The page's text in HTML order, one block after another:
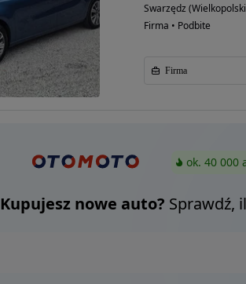
Swarzędz
Firma • Podbite
Firma
ok. 40 000
Kupujesz nowe auto? Sprawdź,